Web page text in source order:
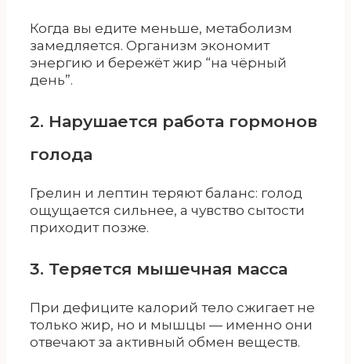
Когда вы едите меньше, метаболизм
замедляется. Организм экономит
энергию и бережёт жир “на чёрный
день”.
2. Нарушается работа гормонов
голода
Грелин и лептин теряют баланс: голод
ощущается сильнее, а чувство сытости
приходит позже.
3. Теряется мышечная масса
При дефиците калорий тело сжигает не
только жир, но и мышцы — именно они
отвечают за активный обмен веществ.